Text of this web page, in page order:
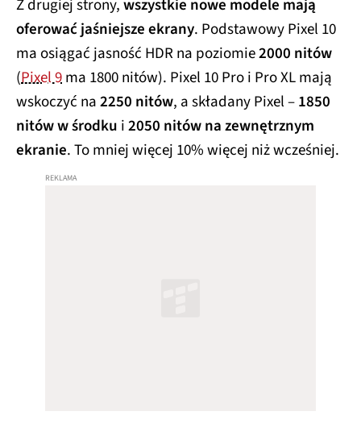
Z drugiej strony,wszystkie nowe modele mają
oferować jaśniejsze ekrany. Podstawowy Pixel 10
ma osiągać jasność HDR na poziomie2000 nitów
(Pixel 9ma 1800 nitów). Pixel 10 Pro i Pro XL mają
wskoczyć na2250 nitów, a składany Pixel –1850
nitów w środku i2050 nitów na zewnętrznym
ekranie. To mniej więcej 10% więcej niż wcześniej.